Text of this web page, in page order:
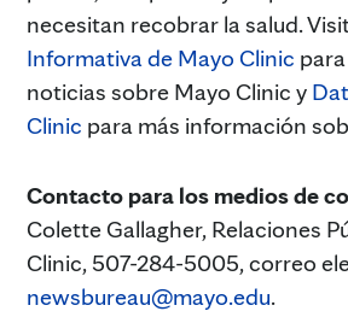
necesitan recobrar la salud.
Informativa de Mayo Clinic
noticias sobre Mayo Clinic y
Clinic para más información
Contacto para los medios de
Colette Gallagher, Relaciones
Clinic, 507-284-5005, correo
newsbureau@mayo.edu.